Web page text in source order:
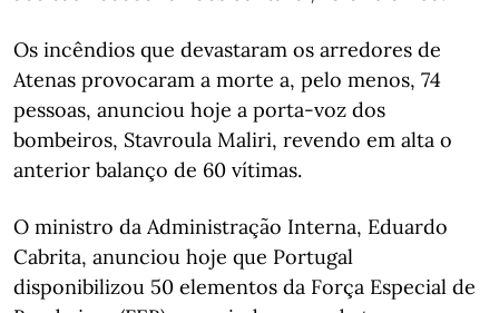
Os incêndios que devastaram os arredores de
Atenas provocaram a morte a, pelo menos, 74
pessoas, anunciou hoje a porta-voz dos
bombeiros, Stavroula Maliri, revendo em alta o
anterior balanço de 60 vítimas.
O ministro da Administração Interna, Eduardo
Cabrita, anunciou hoje que Portugal
disponibilizou 50 elementos da Força Especial de